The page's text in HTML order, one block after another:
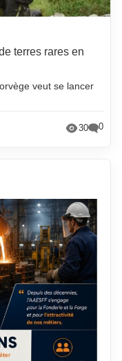
terres rares en
veut se lancer
30 0